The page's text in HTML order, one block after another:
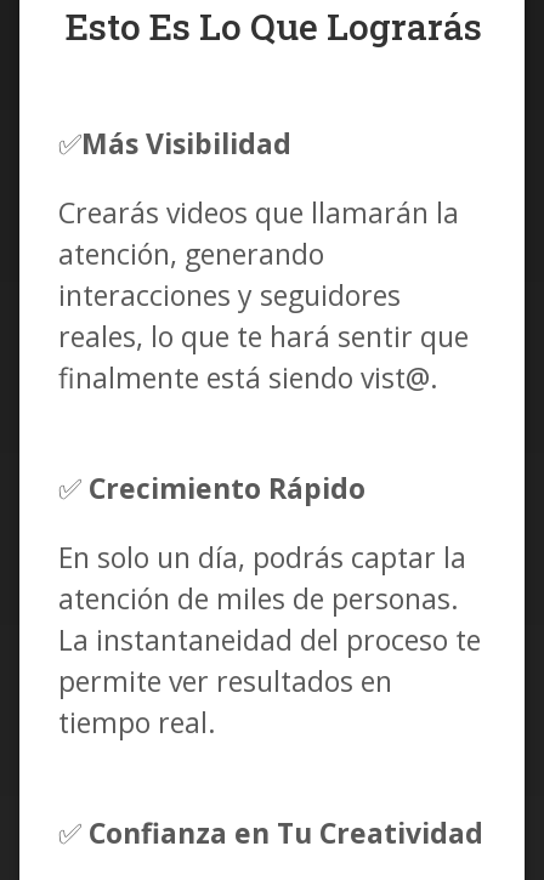
Esto Es Lo Que Lograrás
✅Más Visibilidad
Crearás videos que llamarán la
atención, generando
interacciones y seguidores
reales, lo que te hará sentir que
finalmente está siendo vist@.
✅ Crecimiento Rápido
En solo un día, podrás captar la
atención de miles de personas.
La instantaneidad del proceso te
permite ver resultados en
tiempo real.
✅ Confianza en Tu Creatividad